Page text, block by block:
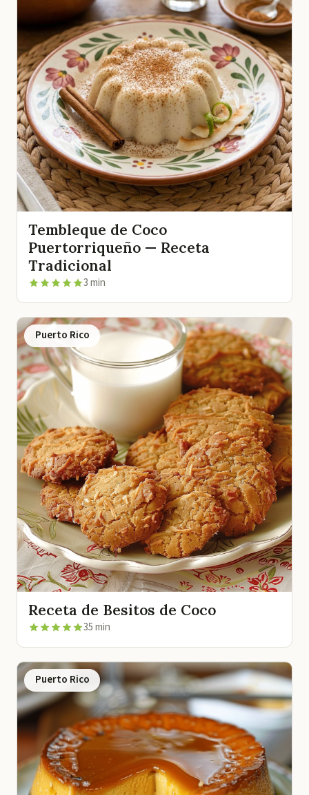
Tembleque de Coco
Puertorriqueño — Receta
Tradicional
3 min
Puerto Rico
Receta de Besitos de Coco
35 min
Puerto Rico